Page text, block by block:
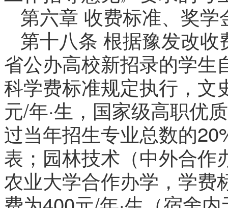
第六章 收费标准、奖学
第十八条 根据豫发改
省公办高校新招录的学生
科学费标准规定执行，文
元/年·生，国家级高职优
过当年招生专业总数的
表；园林技术（中外合作
农业大学合作办学，学费